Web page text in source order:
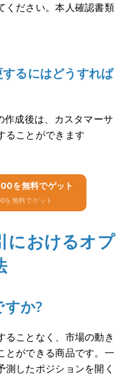
ください。本人確認書類
るにはどうすれば
作成後は、カスタマーサ
ることができます
を無料でゲット
を無料でゲット
におけるオプ
か?
ることなく、市場の動き
とができる商品です。一
したポジションを開く